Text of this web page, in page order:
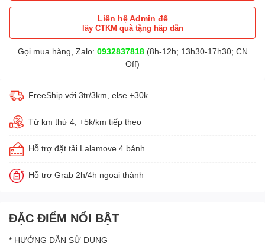
Liên hệ Admin để
lấy CTKM quà tặng hấp dẫn
Gọi mua hàng, Zalo: 0932837818(8h-12h; 13h30-17h30; CN
Off)
FreeShip với 3tr/3km, else +30k
Từ km thứ 4, +5k/km tiếp theo
Hỗ trợ đặt tải Lalamove 4 bánh
Hỗ trợ Grab 2h/4h ngoại thành
ĐẶC ĐIỂM NỔI BẬT
* HƯỚNG DẪN SỬ DỤNG